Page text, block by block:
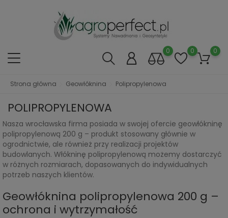
0 0 0
Strona główna Geowłóknina Polipropylenowa
POLIPROPYLENOWA
Nasza wrocławska firma posiada w swojej ofercie geowłókninę
polipropylenową 200 g – produkt stosowany głównie w
ogrodnictwie, ale również przy realizacji projektów
budowlanych. Włókninę polipropylenową możemy dostarczyć
w różnych rozmiarach, dopasowanych do indywidualnych
potrzeb naszych klientów.
Geowłóknina polipropylenowa 200 g –
ochrona i wytrzymałość